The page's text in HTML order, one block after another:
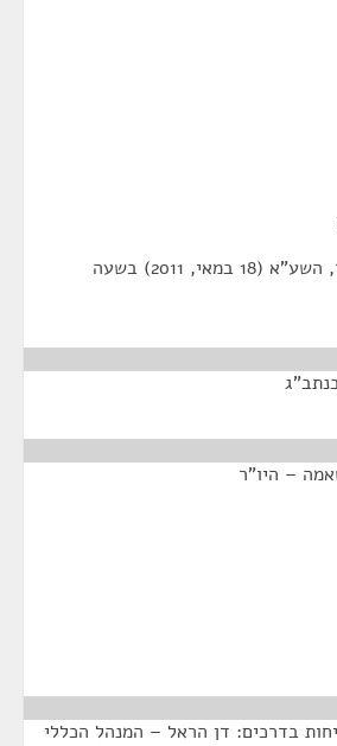
מיום רביעי, י"ד באייר, השע"א (18 במאי, 2011) בשעה
– היו"ר
בדרכים: דן הראל – המנהל הכללי